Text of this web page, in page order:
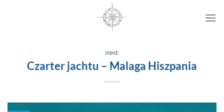
INNE
Czarter jachtu – Malaga Hiszpania